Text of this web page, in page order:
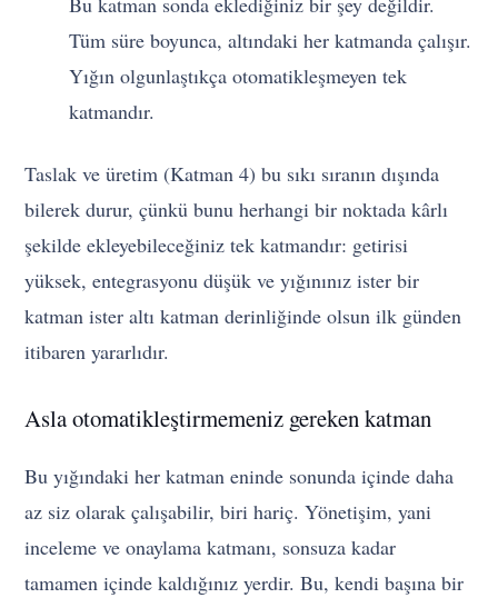
Tüm süre boyunca, altındaki her katmanda çalışır.
Yığın olgunlaştıkça otomatikleşmeyen tek
katmandır.
Taslak ve üretim (Katman 4) bu sıkı sıranın dışında
bilerek durur, çünkü bunu herhangi bir noktada kârlı
şekilde ekleyebileceğiniz tek katmandır: getirisi
yüksek, entegrasyonu düşük ve yığınınız ister bir
katman ister altı katman derinliğinde olsun ilk günden
itibaren yararlıdır.
Asla otomatikleştirmemeniz gereken katman
Bu yığındaki her katman eninde sonunda içinde daha
az siz olarak çalışabilir, biri hariç. Yönetişim, yani
inceleme ve onaylama katmanı, sonsuza kadar
tamamen içinde kaldığınız yerdir. Bu, kendi başına bir